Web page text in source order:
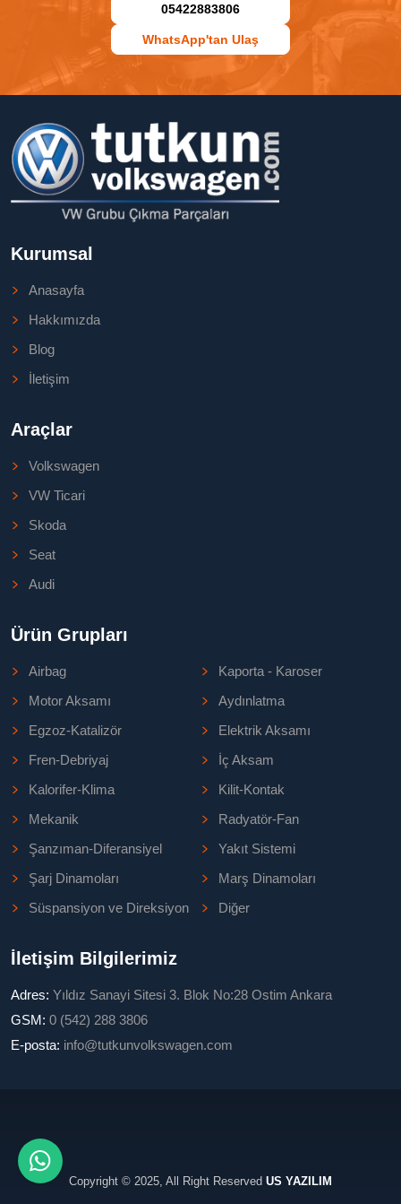
05422883806
WhatsApp'tan Ulaş
Kurumsal
Anasayfa
Hakkımızda
Blog
İletişim
Araçlar
Volkswagen
VW Ticari
Skoda
Seat
Audi
Ürün Grupları
Airbag
Kaporta - Karoser
Motor Aksamı
Aydınlatma
Egzoz-Katalizör
Elektrik Aksamı
Fren-Debriyaj
İç Aksam
Kalorifer-Klima
Kilit-Kontak
Mekanik
Radyatör-Fan
Şanzıman-Diferansiyel
Yakıt Sistemi
Şarj Dinamoları
Marş Dinamoları
Süspansiyon ve Direksiyon
Diğer
İletişim Bilgilerimiz
Adres: Yıldız Sanayi Sitesi 3. Blok No:28 Ostim Ankara
GSM: 0 (542) 288 3806
E-posta: info@tutkunvolkswagen.com
Copyright © 2025, All Right Reserved US YAZILIM